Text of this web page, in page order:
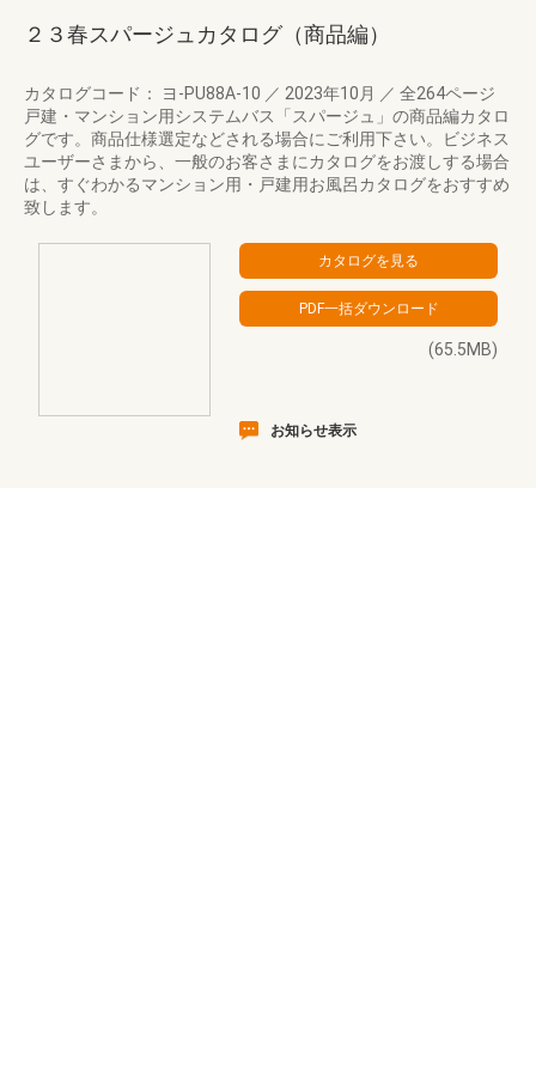
２３春スパージュカタログ（商品編）
カタログコード： ヨ-PU88A-10 ／ 2023年10月 ／ 全264ページ
戸建・マンション用システムバス「スパージュ」の商品編カタロ
グです。商品仕様選定などされる場合にご利用下さい。ビジネス
ユーザーさまから、一般のお客さまにカタログをお渡しする場合
は、すぐわかるマンション用・戸建用お風呂カタログをおすすめ
致します。
(65.5MB)
お知らせ表示